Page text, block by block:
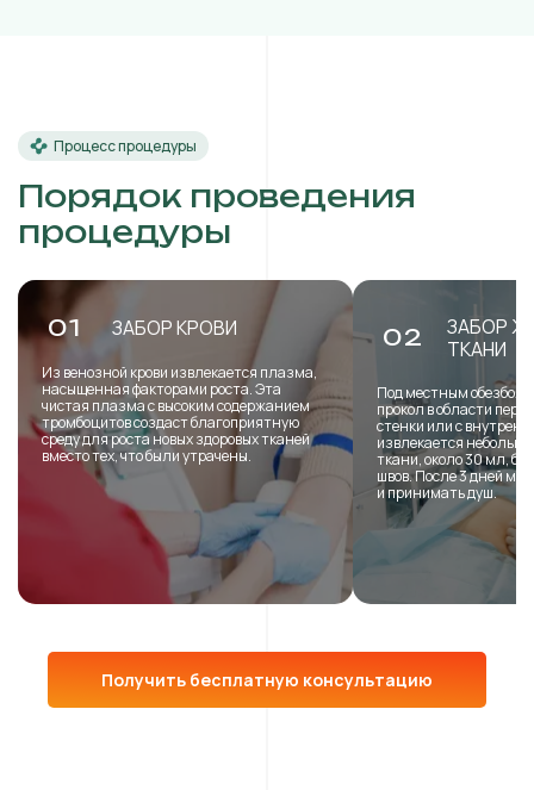
Процесс процедуры
Порядок проведения
процедуры
01 ЗАБОР КРОВИ
Из венозной крови извлекается плазма,
насыщенная факторами роста. Эта
чистая плазма с высоким содержанием
тромбоцитов создаст благоприятную
среду для роста новых здоровых тканей
вместо тех, что были утрачены.
02
ЗАБОР
ТКАНИ
Под местным
прокол в области
стенки или с
извлекается
ткани, около 30 мл,
швов. После 3 дней
и принимать душ.
Получить бесплатную консультацию